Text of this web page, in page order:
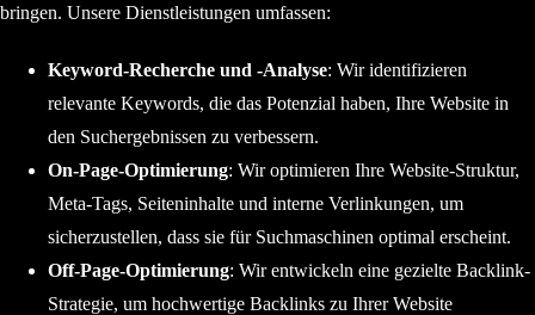
bringen. Unsere Dienstleistungen umfassen:
Keyword-Recherche und -Analyse: Wir identifizieren
relevante Keywords, die das Potenzial haben, Ihre Website in
den Suchergebnissen zu verbessern.
On-Page-Optimierung: Wir optimieren Ihre Website-Struktur,
Meta-Tags, Seiteninhalte und interne Verlinkungen, um
sicherzustellen, dass sie für Suchmaschinen optimal erscheint.
Off-Page-Optimierung: Wir entwickeln eine gezielte Backlink-
Strategie, um hochwertige Backlinks zu Ihrer Website